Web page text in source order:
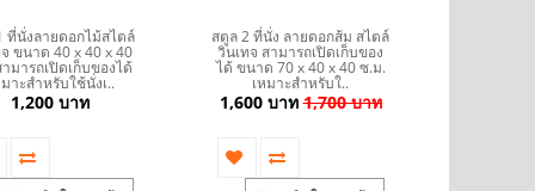
ที่นั่งลายดอกไม้สไตล์
ขนาด 40 x 40 x 40
มารถเปิดเก็บของได้
าะสำหรับใช้นั่งเ..
1,200 บาท
สตูล 2 ที่นั่ง ลายดอกส้ม สไตล์
วินเทจ สามารถเปิดเก็บของ
ได้ ขนาด 70 x 40 x 40 ซ.ม.
เหมาะสำหรับใ..
1,600 บาท 1,700 บาท